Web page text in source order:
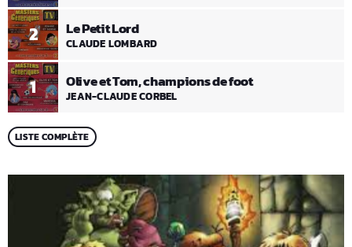
1 Olive et Tom, champions de foot
JEAN-CLAUDE CORBEL
2 Le Petit Lord
CLAUDE LOMBARD
LISTE COMPLÈTE